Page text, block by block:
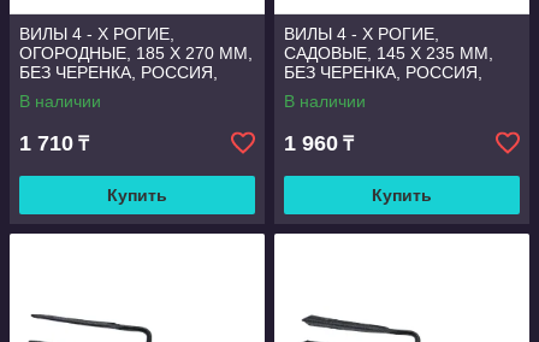
ВИЛЫ 4 - Х РОГИЕ,
ОГОРОДНЫЕ, 185 Х 270 ММ,
БЕЗ ЧЕРЕНКА, РОССИЯ,
СИБРТЕХ
В наличии
1 710 ₸
Купить
ВИЛЫ 4 - Х РОГИЕ,
САДОВЫЕ, 145 Х 235 ММ,
БЕЗ ЧЕРЕНКА, РОССИЯ,
СИБРТЕХ
В наличии
1 960 ₸
Купить